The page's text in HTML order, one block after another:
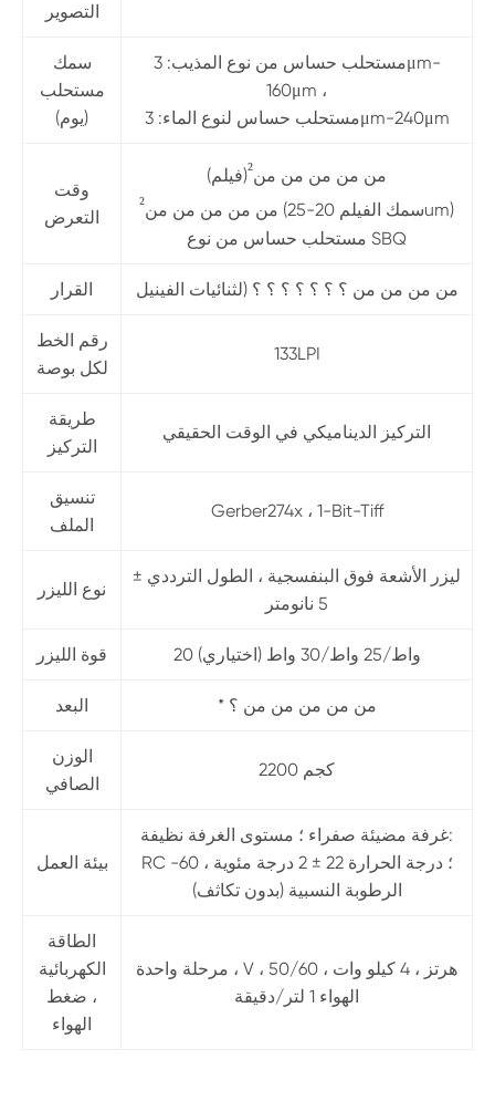
التصوير
سمك
مستحلب
(يوم)
مستحلب حساس من نوع المذيب: 3μm-
160μm ،
مستحلب حساس لنوع الماء: 3μm-240μm
وقت
التعرض
من من من من من²(فيلم)
من من من من من²
(سمك الفيلم 20-25um)
مستحلب حساس من نوع SBQ
القرار من من من من ؟ ؟ ؟ ؟ ؟ ؟ ؟ (لثنائيات الفينيل
رقم الخط
لكل بوصة
133LPI
طريقة
التركيز
التركيز الديناميكي في الوقت الحقيقي
تنسيق
الملف
Gerber274x ، 1-Bit-Tiff
نوع الليزر
ليزر الأشعة فوق البنفسجية ، الطول الترددي ±
5 نانومتر
قوة الليزر 20 واط/25 واط/30 واط (اختياري)
البعد * من من من من من ؟
الوزن
الصافي
2200 كجم
بيئة العمل
غرفة مضيئة صفراء ؛ مستوى الغرفة نظيفة:
RC ؛ درجة الحرارة 22 ± 2 درجة مئوية ، 60-
الرطوبة النسبية (بدون تكاثف)
الطاقة
الكهربائية
، ضغط
الهواء
مرحلة واحدة ، V ، 50/60 هرتز ، 4 كيلو وات ،
الهواء 1 لتر/دقيقة